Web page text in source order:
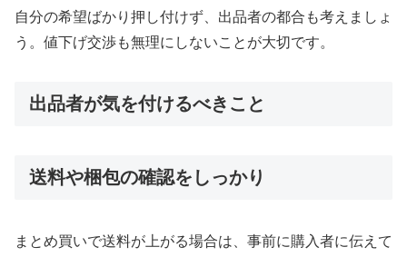
自分の希望ばかり押し付けず、出品者の都合も考えましょ
う。値下げ交渉も無理にしないことが大切です。
出品者が気を付けるべきこと
送料や梱包の確認をしっかり
まとめ買いで送料が上がる場合は、事前に購入者に伝えて